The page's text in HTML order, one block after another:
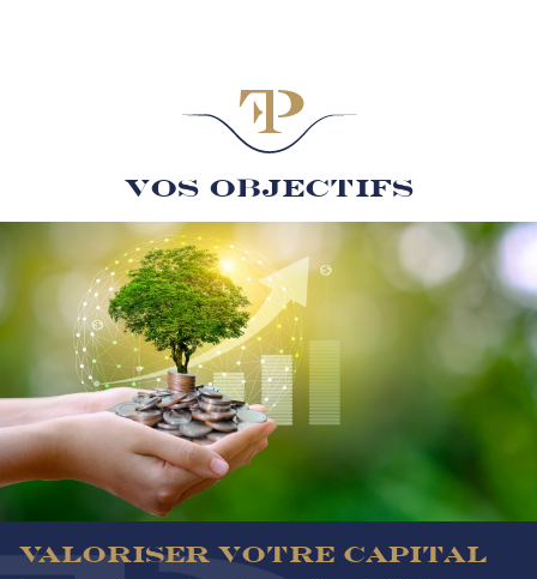
Vos objectifs
Valoriser votre capital